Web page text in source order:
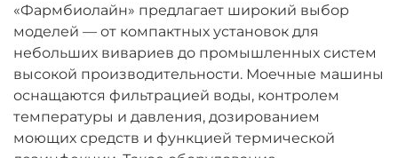
«Фармбиолайн» предлагает широкий выбор
моделей — от компактных установок для
небольших вивариев до промышленных систем
высокой производительности. Моечные машины
оснащаются фильтрацией воды, контролем
температуры и давления, дозированием
моющих средств и функцией термической